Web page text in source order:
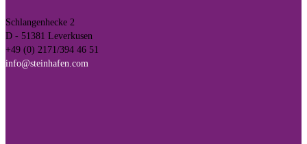
Schlangenhecke 2
D - 51381 Leverkusen
+49 (0) 2171/394 46 51
info@steinhafen.com